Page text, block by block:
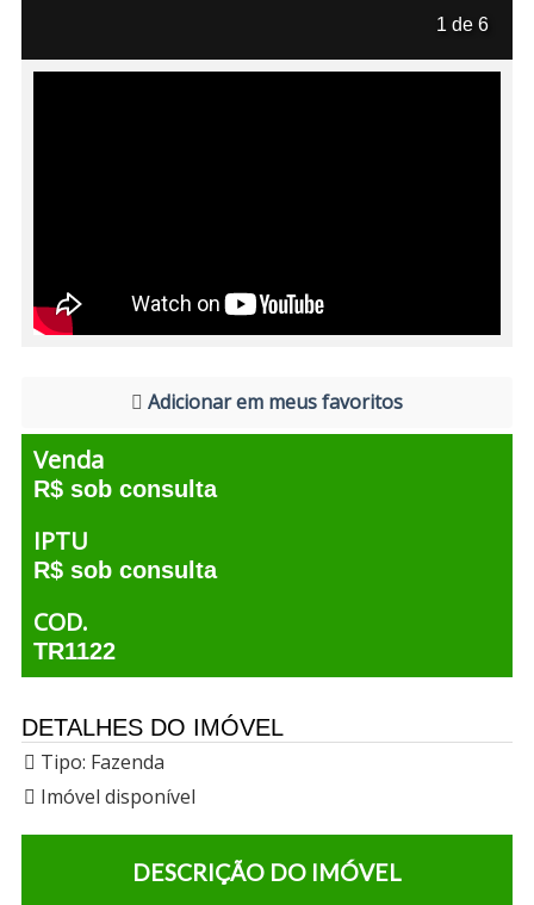
1 de 6
Adicionar em meus favoritos
Venda
R$ sob consulta
IPTU
R$ sob consulta
COD.
TR1122
DETALHES DO IMÓVEL
Tipo: Fazenda
Imóvel disponível
DESCRIÇÃO DO IMÓVEL